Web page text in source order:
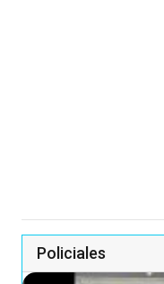
Policiales